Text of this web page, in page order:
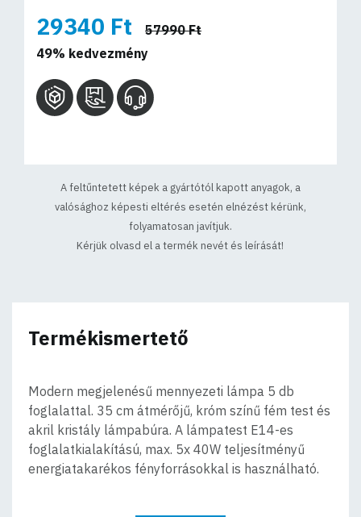
29340 Ft
57990 Ft
49% kedvezmény
A feltűntetett képek a gyártótól kapott anyagok, a
valósághoz képesti eltérés esetén elnézést kérünk,
folyamatosan javítjuk.
Kérjük olvasd el a termék nevét és leírását!
Termékismertető
Modern megjelenésű mennyezeti lámpa 5 db
foglalattal. 35 cm átmérőjű, króm színű fém test és
akril kristály lámpabúra. A lámpatest E14-es
foglalatkialakítású, max. 5x 40W teljesítményű
energiatakarékos fényforrásokkal is használható.